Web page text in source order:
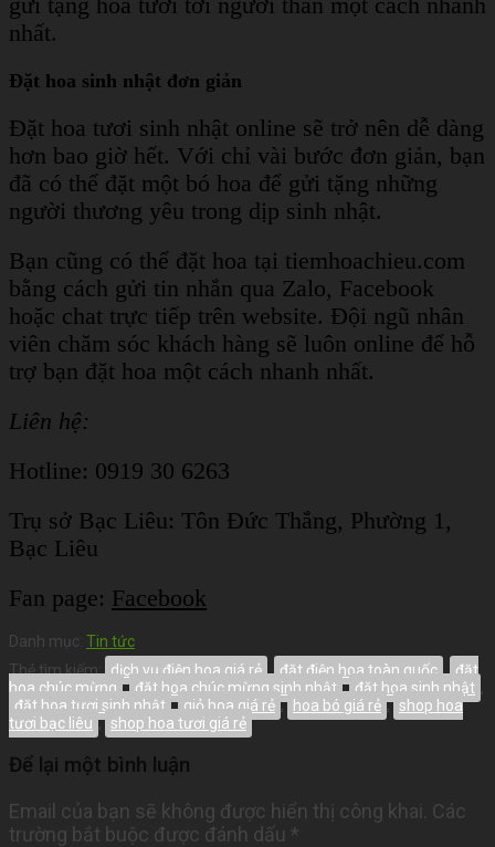
gửi tặng hoa tươi tới người thân một cách nhanh
nhất.
Đặt hoa sinh nhật đơn giản
Đặt hoa tươi sinh nhật online sẽ trở nên dễ dàng
hơn bao giờ hết. Với chỉ vài bước đơn giản, bạn
đã có thể đặt một bó hoa để gửi tặng những
người thương yêu trong dịp sinh nhật.
Bạn cũng có thể đặt hoa tại tiemhoachieu.com
bằng cách gửi tin nhắn qua Zalo, Facebook
hoặc chat trực tiếp trên website. Đội ngũ nhân
viên chăm sóc khách hàng sẽ luôn online để hỗ
trợ bạn đặt hoa một cách nhanh nhất.
Liên hệ:
Hotline: 0919 30 6263
Trụ sở Bạc Liêu: Tôn Đức Thắng, Phường 1,
Bạc Liêu
Fan page: Facebook
Danh mục: Tin tức
Thẻ tìm kiếm: dịch vụ điện hoa giá rẻ , đặt điện hoa toàn quốc , đặt
hoa chúc mừng , đặt hoa chúc mừng sinh nhật , đặt hoa sinh nhật ,
đặt hoa tươi sinh nhật , giỏ hoa giá rẻ , hoa bó giá rẻ , shop hoa
tươi bạc liêu , shop hoa tươi giá rẻ
Để lại một bình luận
Email của bạn sẽ không được hiển thị công khai. Các
trường bắt buộc được đánh dấu *